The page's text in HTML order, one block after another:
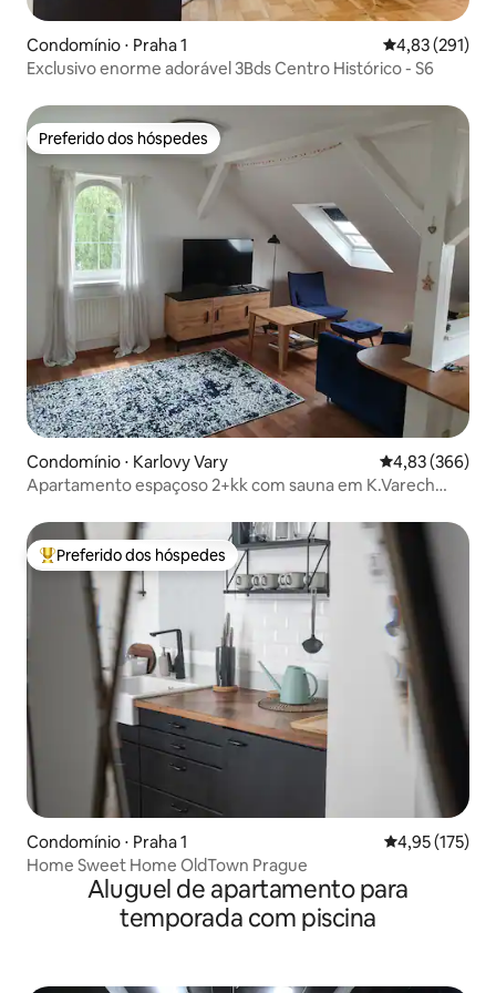
Condomínio ⋅ Praha 1 4,83 de uma
4,83 (291)
Exclusivo enorme adorável 3Bds Centro Histórico - S6
Preferido dos hóspedes
Preferido dos hóspedes
Condomínio ⋅ Karlovy Vary 4,83 de uma
4,83 (366)
Apartamento espaçoso 2+kk com sauna em K.Varech
Entre os melhores preferidos dos hóspedes
Preferido dos hóspedes
Condomínio ⋅ Praha 1 4,95 de uma
4,95 (175)
Home Sweet Home OldTown Prague
Aluguel de apartamento para
temporada com piscina